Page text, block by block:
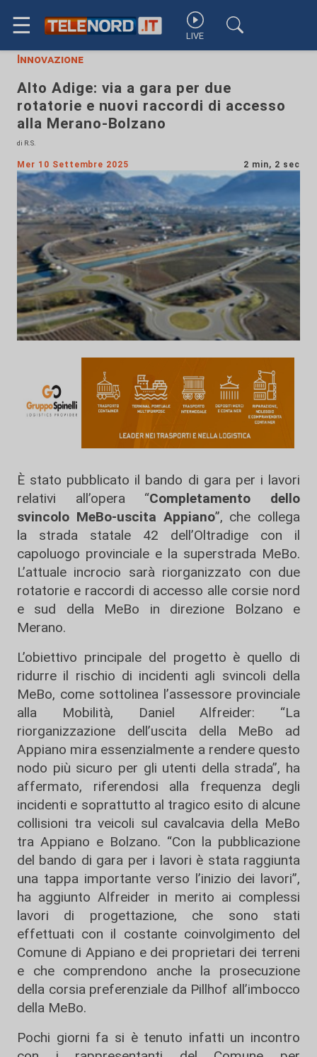
☰ LIVE
Innovazione
Alto Adige: via a gara per due
rotatorie e nuovi raccordi di accesso
alla Merano-Bolzano
di R.S.
Mer 10 Settembre 2025 2 min, 2 sec
È stato pubblicato il bando di gara per i lavori
relativi all’opera “Completamento dello
svincolo MeBo-uscita Appiano”, che collega
la strada statale 42 dell’Oltradige con il
capoluogo provinciale e la superstrada MeBo.
L’attuale incrocio sarà riorganizzato con due
rotatorie e raccordi di accesso alle corsie nord
e sud della MeBo in direzione Bolzano e
Merano.
L’obiettivo principale del progetto è quello di
ridurre il rischio di incidenti agli svincoli della
MeBo, come sottolinea l’assessore provinciale
alla Mobilità, Daniel Alfreider: “La
riorganizzazione dell’uscita della MeBo ad
Appiano mira essenzialmente a rendere questo
nodo più sicuro per gli utenti della strada”, ha
affermato, riferendosi alla frequenza degli
incidenti e soprattutto al tragico esito di alcune
collisioni tra veicoli sul cavalcavia della MeBo
tra Appiano e Bolzano. “Con la pubblicazione
del bando di gara per i lavori è stata raggiunta
una tappa importante verso l’inizio dei lavori”,
ha aggiunto Alfreider in merito ai complessi
lavori di progettazione, che sono stati
effettuati con il costante coinvolgimento del
Comune di Appiano e dei proprietari dei terreni
e che comprendono anche la prosecuzione
della corsia preferenziale da Pillhof all’imbocco
della MeBo.
Pochi giorni fa si è tenuto infatti un incontro